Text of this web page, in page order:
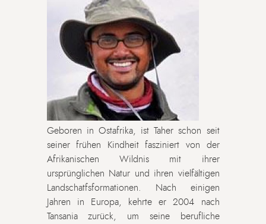
Geboren in Ostafrika, ist Taher schon seit
seiner frühen Kindheit fasziniert von der
Afrikanischen Wildnis mit ihrer
ursprünglichen Natur und ihren vielfältigen
Landschatfsformationen. Nach einigen
Jahren in Europa, kehrte er 2004 nach
Tansania zurück, um seine berufliche